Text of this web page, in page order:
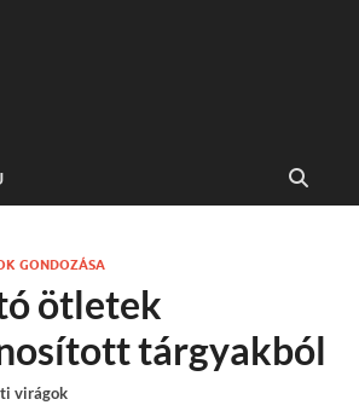
GONDOZÁSA
ötletek
tárgyakból
virágok